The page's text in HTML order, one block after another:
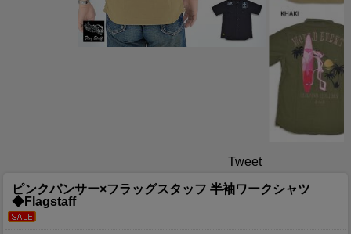
Tweet
ピンクパンサー×フラッグスタッフ 半袖ワークシャツ
◆Flagstaff